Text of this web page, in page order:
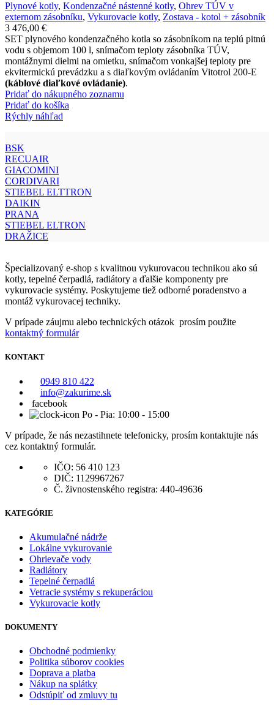
Plynové kotly, Kondenzačné nástenné kotly, Ohrev TÚV v
externom zásobníku, Vykurovacie kotly, Zostava - kotol + zásobník
3 476,00 €
SET plynového kondenzačného kotla so zásobníkom na teplú pitnú
vodu s objemom 100 l, snímačom teploty zásobníka TÚV,
montážnymi dielmi na omietku, snímačom vonkajšej teploty pre
ekvitermickú prevádzku a s diaľkovým ovládaním Vitotrol 200-E
(káblové diaľkové ovládanie).
Pridať do nákupného zoznamu
Pridať do košíka
Rýchly náhľad
BSK
RECUAIR
GIACOMINI
CORDIVARI
STIEBEL ELTTRON
DAIKIN
PRANA
STIEBEL ELTRON
DRAŽICE
Špecializovaný e-shop s kvalitnou vykurovacou technikou ako sú
kotly, tepelné čerpadlá, radiátory a ďalšie komponenty pre
vykurovacie systémy. Poskytujeme tiež odborné poradenstvo a
montáž vykurovacej techniky.
V prípade záujmu alebo technických otázok prosím použite
kontaktný formulár
KONTAKT
0949 810 422
info@zakurime.sk
facebook
Po - Pia: 10:00 - 15:00
V prípade, že nás nezastihnete telefonicky, prosím kontaktujte nás
cez kontaktný formulár.
IČO: 56 410 123
DIČ: 1129967267
Č. živnostenského registra: 440-49636
KATEGÓRIE
Akumulačné nádrže
Lokálne vykurovanie
Ohrievače vody
Radiátory
Tepelné čerpadlá
Vetracie systémy s rekuperáciou
Vykurovacie kotly
DOKUMENTY
Obchodné podmienky
Politika súborov cookies
Doprava a platba
Nákup na splátky
Odstúpiť od zmluvy tu